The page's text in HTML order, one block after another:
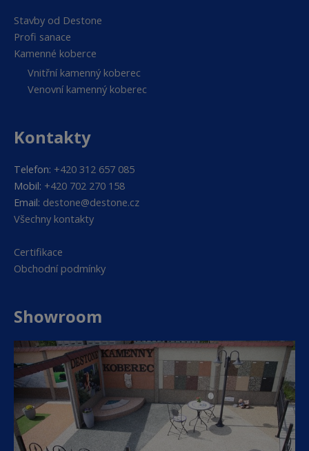
Stavby od Destone
Profi sanace
Kamenné koberce
Vnitřní kamenný koberec
Venovní kamenný koberec
Kontakty
Telefon: +420 312 657 085
Mobil: +420 702 270 158
Email: destone@destone.cz
Všechny kontakty
Certifikace
Obchodní podmínky
Showroom